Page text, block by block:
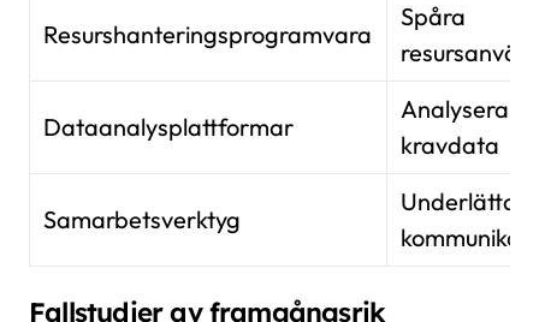
Resurshanteringsprogramvara
Spåra
Dataanalysplattformar
Analysera
kravdata
Samarbetsverktyg
Underlätta
Fallstudier av framgångsrik